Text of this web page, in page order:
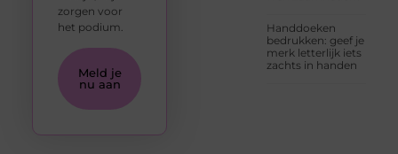
Handdoeken
bedrukken: geef je
merk letterlijk iets
zachts in handen
zorgen voor
het podium.
Meld je
nu aan